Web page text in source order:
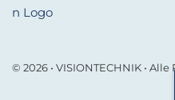
© 2026 • VISIONTECHNIK •